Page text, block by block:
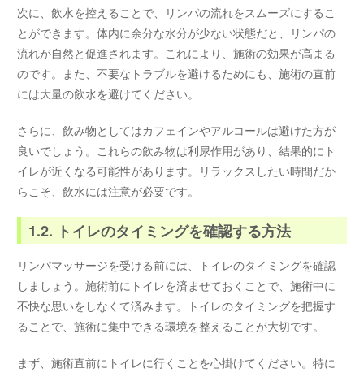
次に、飲水を控えることで、リンパの流れをスムーズにするこ
とができます。体内に余分な水分が少ない状態だと、リンパの
流れが自然と促進されます。これにより、施術の効果が高まる
のです。また、不要なトラブルを避けるためにも、施術の直前
には大量の飲水を避けてください。
さらに、飲み物としてはカフェインやアルコールは避けた方が
良いでしょう。これらの飲み物は利尿作用があり、結果的にト
イレが近くなる可能性があります。リラックスしたい時間だか
らこそ、飲水には注意が必要です。
1.2. トイレのタイミングを確認する方法
リンパマッサージを受ける前には、トイレのタイミングを確認
しましょう。施術前にトイレを済ませておくことで、施術中に
不快な思いをしなくて済みます。トイレのタイミングを把握す
ることで、施術に集中できる環境を整えることが大切です。
まず、施術直前にトイレに行くことを心掛けてください。特に